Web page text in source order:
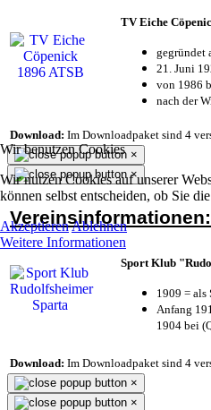
Wir benutzen Cookies
Wir nutzen Cookies auf unserer
können selbst entscheiden, ob Sie
AkzeptierenAblehnen
Weitere Informationen
TV Eiche
gegründet
21. Juni
von 1986
nach der
Download: Im Downloadpaket sind 4
×
×
Vereinsinformationen:
Sport Klub
1909 = als
Anfang
1904 bei
Download: Im Downloadpaket sind 4
×
×